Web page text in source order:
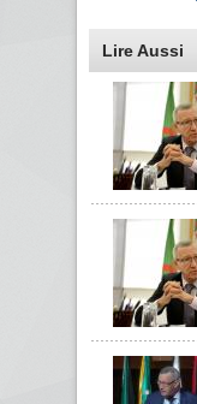
Lire Aussi